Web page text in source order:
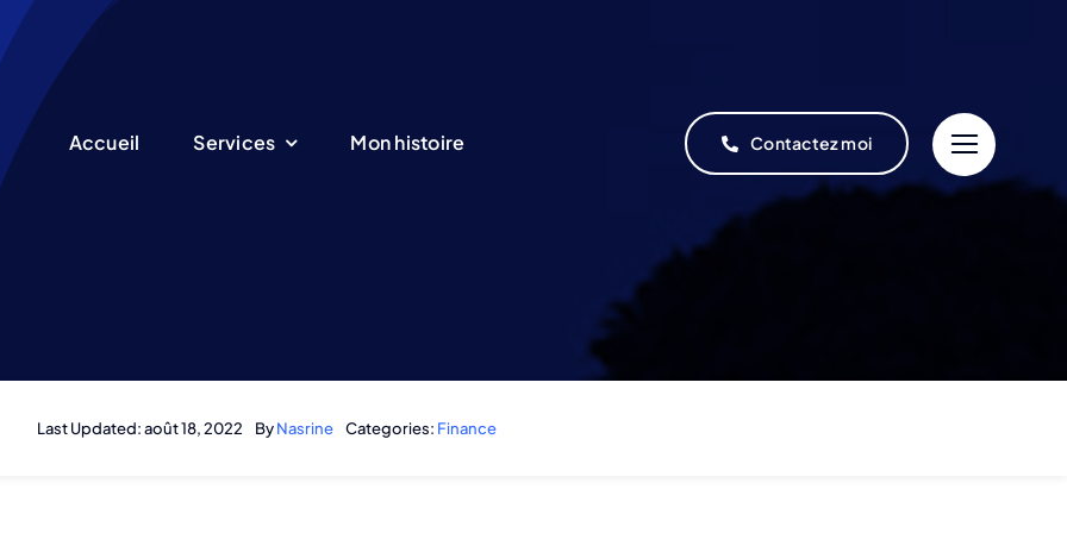
Accueil Services Mon histoire Contactez moi
Last Updated: août 18, 2022 ByNasrine Categories: Finance